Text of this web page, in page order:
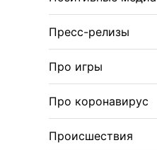
Пресс-релизы
Про игры
Про коронавирус
Происшествия